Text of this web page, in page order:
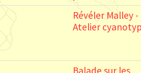
Révéler Malley -
Atelier